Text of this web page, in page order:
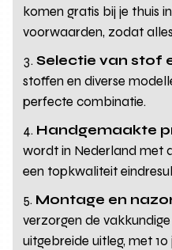
komen gratis bij je thuis
voorwaarden, zodat
Selectie van stof
stoffen en diverse
perfecte combinatie.
Handgemaakte
wordt in Nederland met
een topkwaliteit
Montage en
verzorgen de
uitgebreide uitleg, met